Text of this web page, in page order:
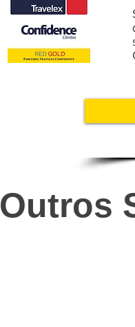
Outros